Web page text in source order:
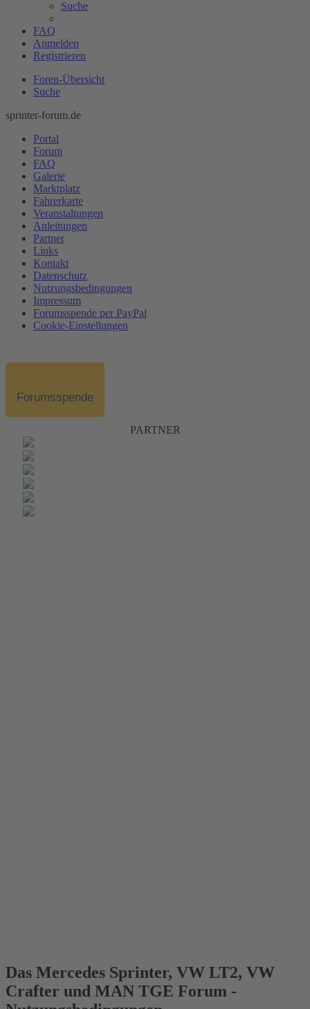
Suche
FAQ
Anmelden
Registrieren
Foren-Übersicht
Suche
sprinter-forum.de
Portal
Forum
FAQ
Galerie
Marktplatz
Fahrerkarte
Veranstaltungen
Anleitungen
Partner
Links
Kontakt
Datenschutz
Nutzungsbedingungen
Impressum
Forumsspende per PayPal
Cookie-Einstellungen
Forumsspende
PARTNER
Das Mercedes Sprinter, VW LT2, VW
Crafter und MAN TGE Forum -